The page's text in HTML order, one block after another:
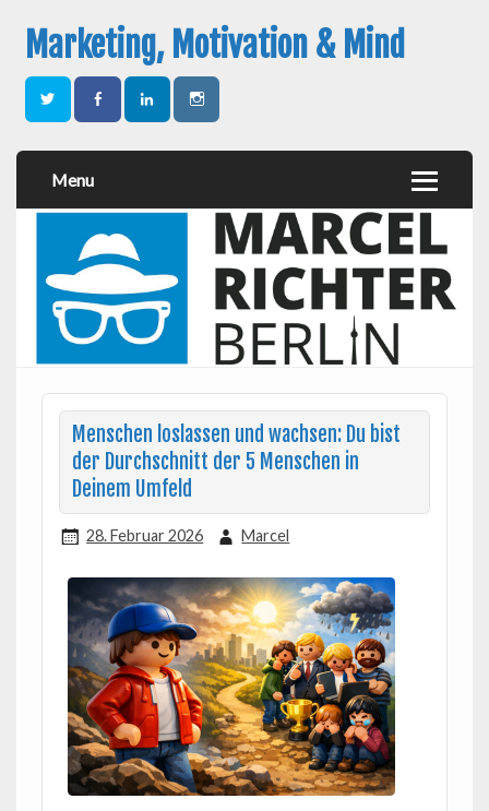
Marketing, Motivation & Mind
Menu
Menschen loslassen und wachsen: Du bist
der Durchschnitt der 5 Menschen in
Deinem Umfeld
28. Februar 2026 Marcel